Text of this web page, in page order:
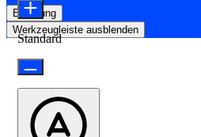
Erklärung
Werkzeugleiste ausblenden
Standard